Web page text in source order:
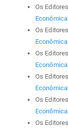
Os
Os
Os
Os
Os
Os